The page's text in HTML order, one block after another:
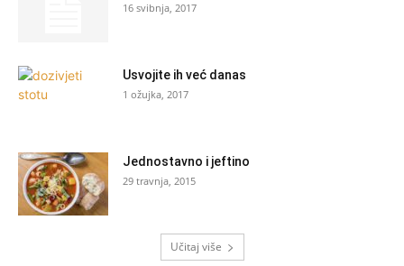
16 svibnja, 2017
Usvojite ih već danas
1 ožujka, 2017
Jednostavno i jeftino
29 travnja, 2015
Učitaj više